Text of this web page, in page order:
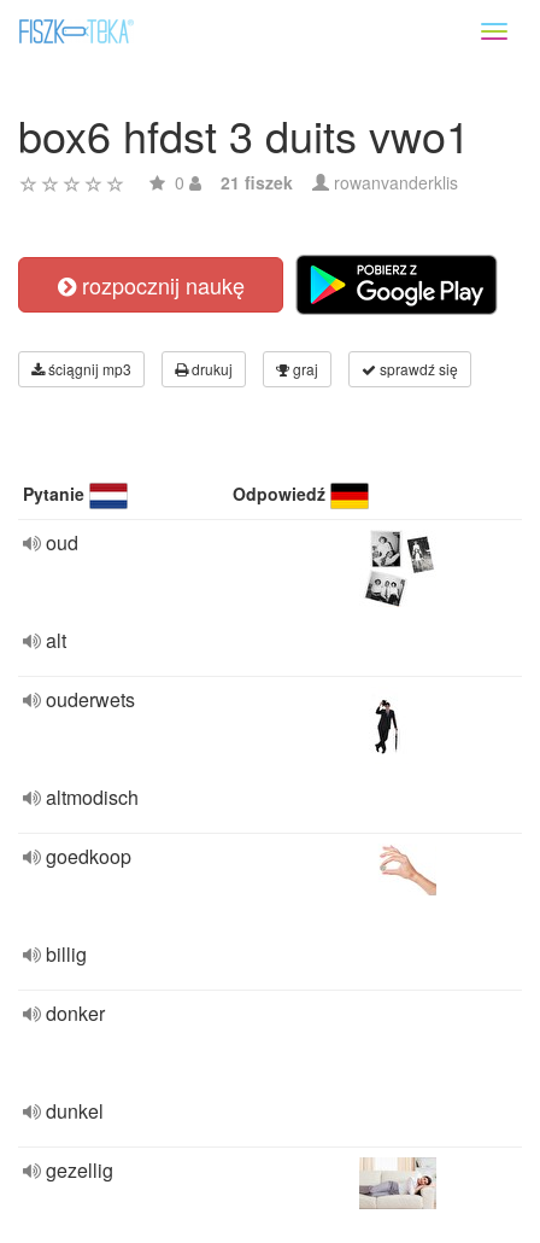
box6 hfdst 3 duits vwo1
0 21 fiszek rowanvanderklis
rozpocznij naukę
ściągnij mp3 drukuj graj sprawdź się
Pytanie Odpowiedź
oud
alt
ouderwets
altmodisch
goedkoop
billig
donker
dunkel
gezellig